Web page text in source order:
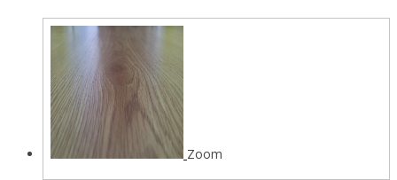
Zoom